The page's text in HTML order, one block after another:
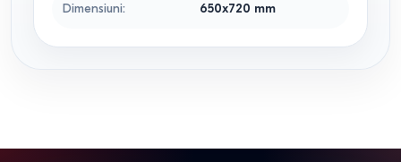
Dimensiuni: 650x720 mm